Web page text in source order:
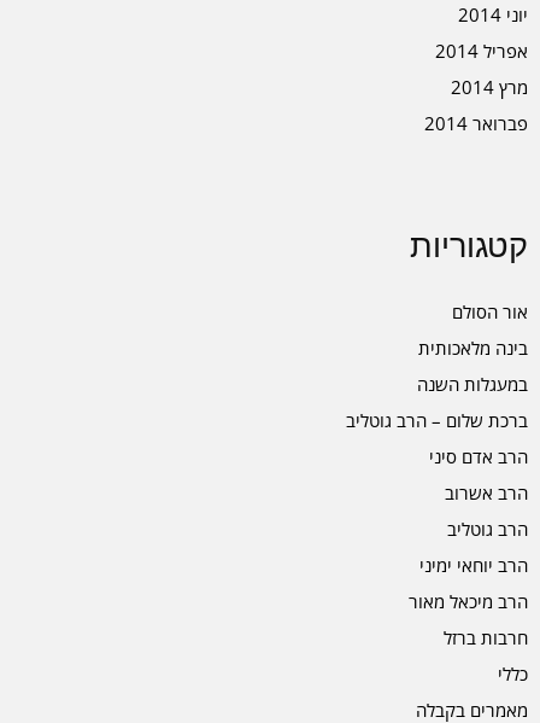
יוני 2014
אפריל 2014
מרץ 2014
פברואר 2014
קטגוריות
אור הסולם
בינה מלאכותית
במעגלות השנה
ברכת שלום – הרב גוטליב
הרב אדם סיני
הרב אשרוב
הרב גוטליב
הרב יוחאי ימיני
הרב מיכאל מאור
חרבות ברזל
כללי
מאמרים בקבלה